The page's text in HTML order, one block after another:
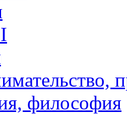
философия